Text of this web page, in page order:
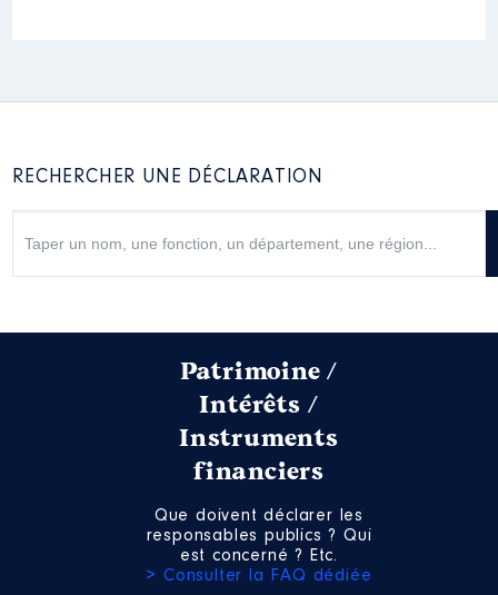
RECHERCHER UNE DÉCLARATION
Patrimoine /
Intérêts /
Instruments
financiers
Que doivent déclarer les
responsables publics ? Qui
est concerné ? Etc.
> Consulter la FAQ dédiée